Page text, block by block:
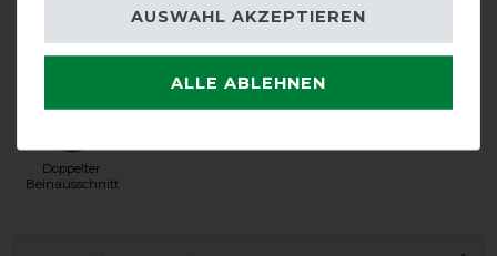
Doppelter
Beinausschnitt
ALLE ABLEHNEN
AUSWAHL AKZEPTIEREN